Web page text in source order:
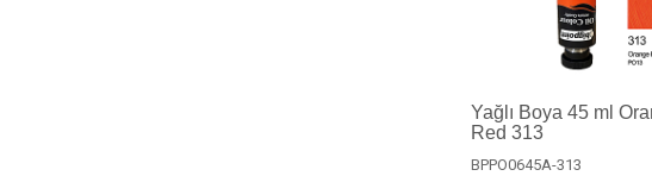
Yağlı Boya 45 ml
Red 313
BPPO0645A-313